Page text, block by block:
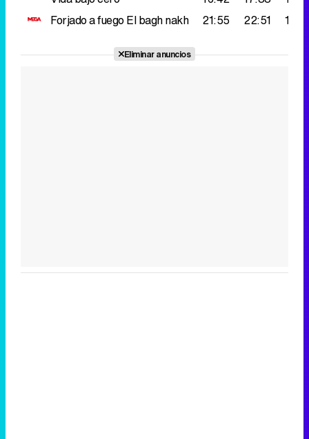
Forjado a fuegoEl bagh nakh 21:55 22:51
Eliminar anuncios